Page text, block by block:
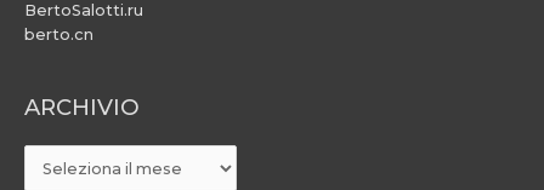
BertoSalotti.ru
berto.cn
ARCHIVIO
ARCHIVIO